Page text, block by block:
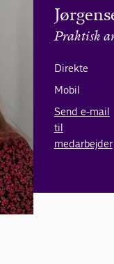
Praktisk
Direkte
Mobil
Send e-mail
til
medarbejder